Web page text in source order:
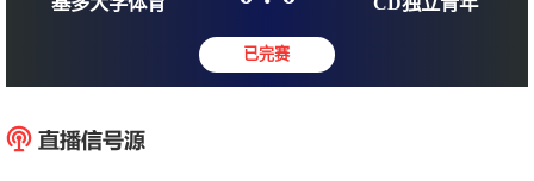
2026-07-09 09:00:00
0 : 0